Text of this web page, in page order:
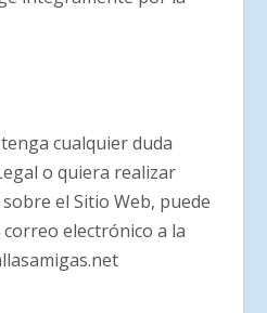
cualquier duda
o quiera realizar
el Sitio Web, puede
electrónico a la